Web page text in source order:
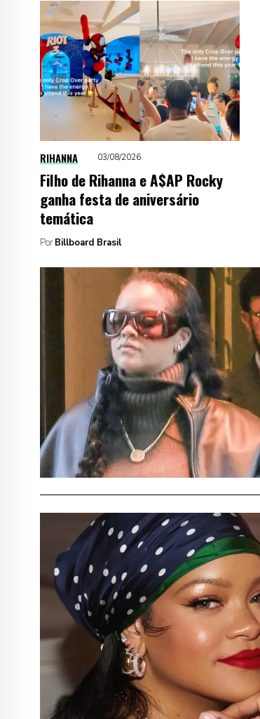
RIHANNA 03/08/2026
Filho de Rihanna e A$AP Rocky
ganha festa de aniversário
temática
Por Billboard Brasil